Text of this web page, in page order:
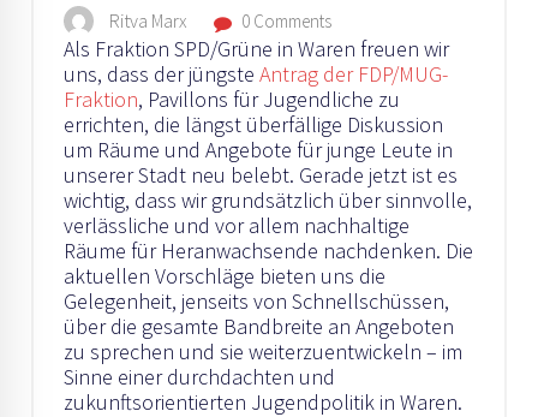
Ritva Marx 0 Comments
Als Fraktion SPD/Grüne in Waren freuen wir
uns, dass der jüngste Antrag der FDP/MUG-
Fraktion, Pavillons für Jugendliche zu
errichten, die längst überfällige Diskussion
um Räume und Angebote für junge Leute in
unserer Stadt neu belebt. Gerade jetzt ist es
wichtig, dass wir grundsätzlich über sinnvolle,
verlässliche und vor allem nachhaltige
Räume für Heranwachsende nachdenken. Die
aktuellen Vorschläge bieten uns die
Gelegenheit, jenseits von Schnellschüssen,
über die gesamte Bandbreite an Angeboten
zu sprechen und sie weiterzuentwickeln – im
Sinne einer durchdachten und
zukunftsorientierten Jugendpolitik in Waren.